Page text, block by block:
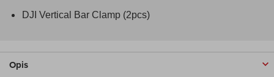
DJI Vertical Bar Clamp (2pcs)
Opis